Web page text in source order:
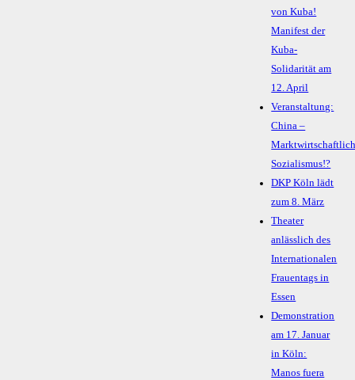
von Kuba!
Manifest der
Kuba-
Solidarität am
12. April
Veranstaltung:
China –
Sozialismus!?
DKP Köln lädt
zum 8. März
Theater
anlässlich des
Internationalen
Frauentags in
Essen
Demonstration
am 17. Januar
in Köln:
Manos fuera